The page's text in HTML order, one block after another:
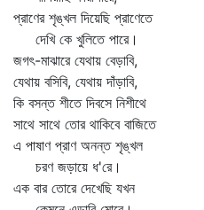
প্রাণের শৃঙ্খল দিয়েছি প্রাণেতে
দেখি কে খুলিতে পারে।
জগৎ-মাঝারে যেথায় বেড়াবি,
যেথায় বসিবি, যেথায় দাঁড়াবি,
কি বসন্ত শীতে দিবসে নিশীথে
সাথে সাথে তোর থাকিবে বাজিতে
এ পাষাণ প্রাণ অনন্ত শৃঙ্খল
চরণ জড়ায়ে ধ'রে।
এক বার তোরে দেখেছি যখন